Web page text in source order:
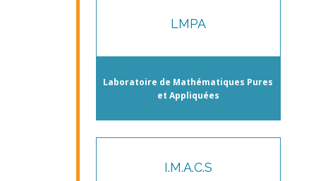
LMPA
Laboratoire de Mathématiques Pures
et Appliquées
I.M.A.C.S